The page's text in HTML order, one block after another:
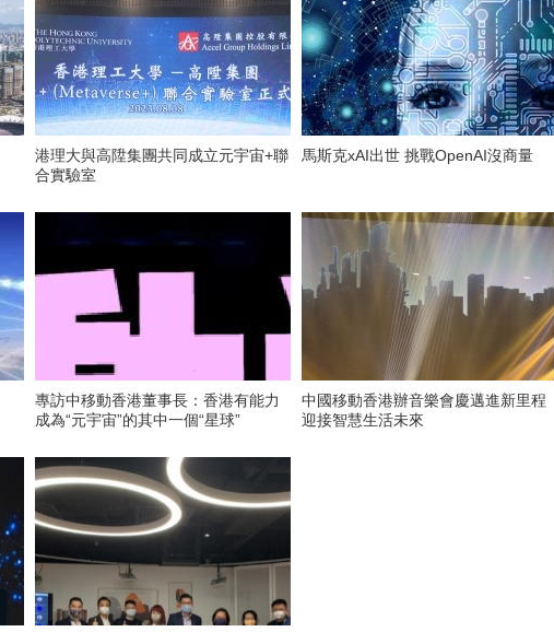
港理大與高陞集團共同成立元宇宙+聯
合實驗室
馬斯克xAI出世 挑戰OpenAI沒商量
專訪中移動香港董事長：香港有能力
成為“元宇宙”的其中一個“星球”
中國移動香港辦音樂會慶邁進新里程
迎接智慧生活未來